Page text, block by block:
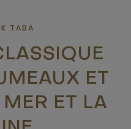
TABA
ET
ET LA